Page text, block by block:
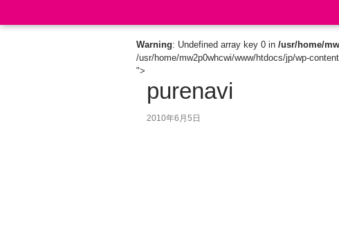
Warning: Undefined array key 0 in /usr/home/
/usr/home/mw2p0whcwi/www/htdocs/jp/wp-
">
purenavi
2010年6月5日